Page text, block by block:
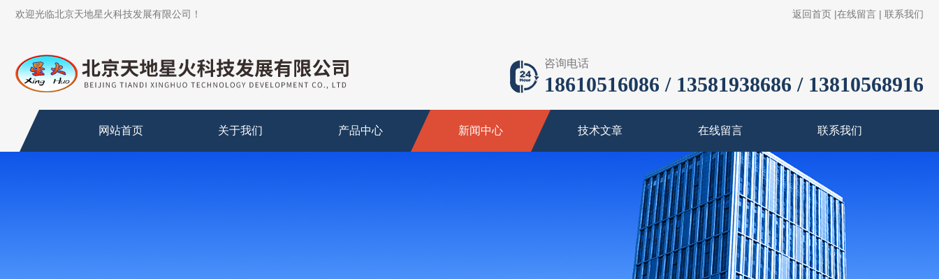
欢迎光临北京天地星火科技发展有限公司！ 返回首页 |在线留言 | 联系我们
咨询电话
18610516086 / 13581938686 / 13810568916
网站首页 关于我们 产品中心 新闻中心 技术文章 在线留言 联系我们